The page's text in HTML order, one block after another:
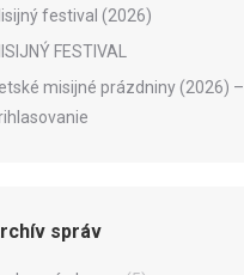
festival (2026)
FESTIVAL
misijné prázdniny (2026) –
správ